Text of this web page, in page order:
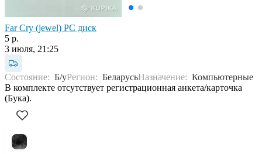
Far Cry (jewel) PC диск
5 р.
3 июля, 21:25
Состояние: Б/уРегион: БеларусьНазначение: Компьютерные
В комплекте отсутствует регистрационная анкета/карточка
(Бука).